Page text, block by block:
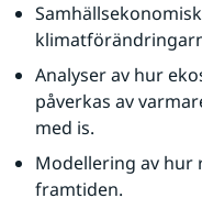
Analyser av hur
påverkas av
med is.
Modellering av hur
framtiden.